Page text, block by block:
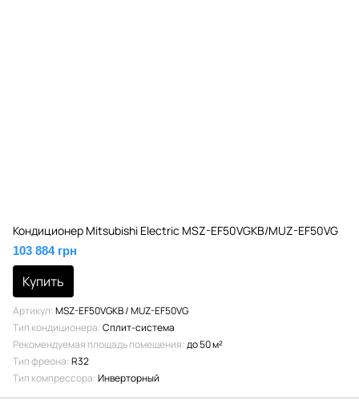
Кондиционер Mitsubishi Electric MSZ-EF50VGKB/MUZ-EF50VG
103 884 грн
Купить
Артикул MSZ-EF50VGKB / MUZ-EF50VG
Тип кондиционера Сплит-система
Рекомендуемая площадь помещения до 50 м²
Тип фреона R32
Тип компрессора Инверторный